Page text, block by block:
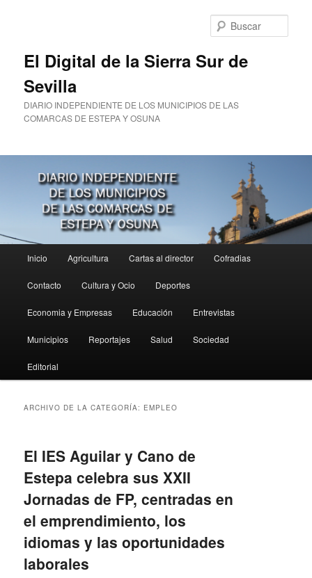
El Digital de la Sierra Sur de
Sevilla
DIARIO INDEPENDIENTE DE LOS MUNICIPIOS DE LAS
COMARCAS DE ESTEPA Y OSUNA
principal
Inicio Agricultura Cartas al director Cofradias
Contacto Cultura y Ocio Deportes
Economia y Empresas Educación Entrevistas
Municipios Reportajes Salud Sociedad
Editorial
ARCHIVO DE LA CATEGORÍA: EMPLEO
El IES Aguilar y Cano de
Estepa celebra sus XXII
Jornadas de FP, centradas en
el emprendimiento, los
idiomas y las oportunidades
laborales